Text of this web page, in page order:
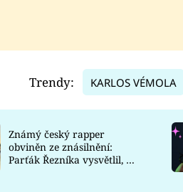
TADEÁŠ KUBĚNKA
DATEL
Trendy: KARLOS VÉMOLA
Známý český rapper
obviněn ze znásilnění:
Parťák Řezníka vysvětlil, co